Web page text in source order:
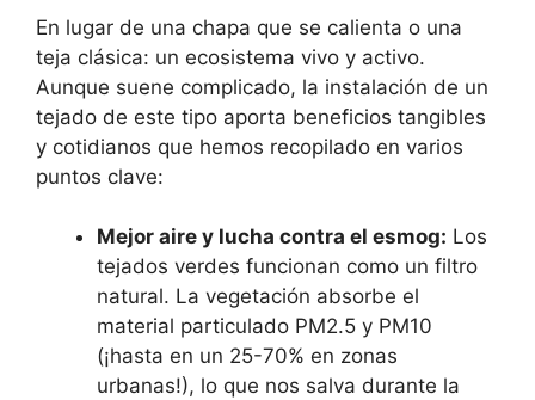
En lugar de una chapa que se calienta o una
teja clásica: un ecosistema vivo y activo.
Aunque suene complicado, la instalación de un
tejado de este tipo aporta beneficios tangibles
y cotidianos que hemos recopilado en varios
puntos clave:
Mejor aire y lucha contra el esmog: Los
tejados verdes funcionan como un filtro
natural. La vegetación absorbe el
material particulado PM2.5 y PM10
(¡hasta en un 25-70% en zonas
urbanas!), lo que nos salva durante la